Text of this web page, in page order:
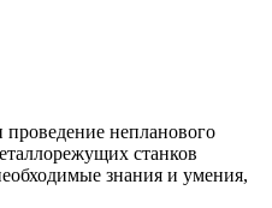
проведение непланового
станков
знания и умения,